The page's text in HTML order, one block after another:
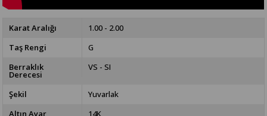
Karat Aralığı
1.00 - 2.00
Taş Rengi
G
Berraklık
Derecesi
VS - SI
Şekil
Yuvarlak
Altın Ayar
14K